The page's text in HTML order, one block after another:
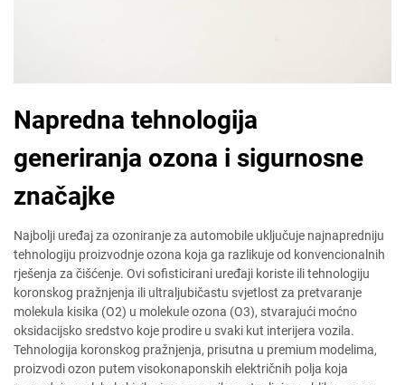
Napredna tehnologija
generiranja ozona i sigurnosne
značajke
Najbolji uređaj za ozoniranje za automobile uključuje najnapredniju
tehnologiju proizvodnje ozona koja ga razlikuje od konvencionalnih
rješenja za čišćenje. Ovi sofisticirani uređaji koriste ili tehnologiju
koronskog pražnjenja ili ultraljubičastu svjetlost za pretvaranje
molekula kisika (O2) u molekule ozona (O3), stvarajući moćno
oksidacijsko sredstvo koje prodire u svaki kut interijera vozila.
Tehnologija koronskog pražnjenja, prisutna u premium modelima,
proizvodi ozon putem visokonaponskih električnih polja koja